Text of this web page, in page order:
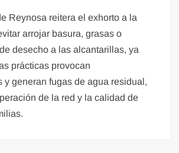
Reynosa reitera el exhorto a la
arrojar basura, grasas o
desecho a las alcantarillas, ya
prácticas provocan
y generan fugas de agua residual,
de la red y la calidad de